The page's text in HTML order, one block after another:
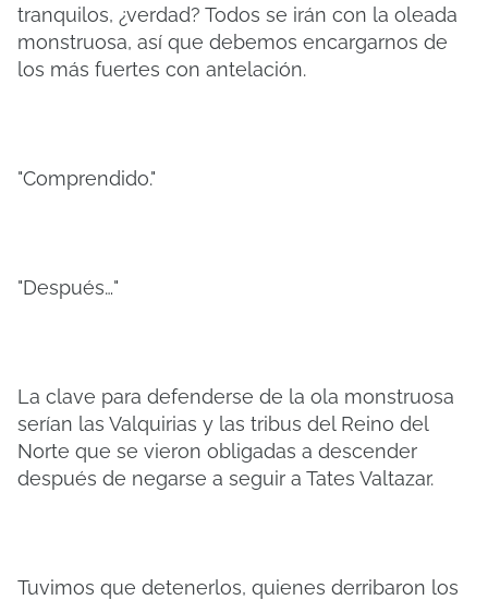
tranquilos, ¿verdad? Todos se irán con la oleada
monstruosa, así que debemos encargarnos de
los más fuertes con antelación.
"Comprendido."
"Después…"
La clave para defenderse de la ola monstruosa
serían las Valquirias y las tribus del Reino del
Norte que se vieron obligadas a descender
después de negarse a seguir a Tates Valtazar.
Tuvimos que detenerlos, quienes derribaron los